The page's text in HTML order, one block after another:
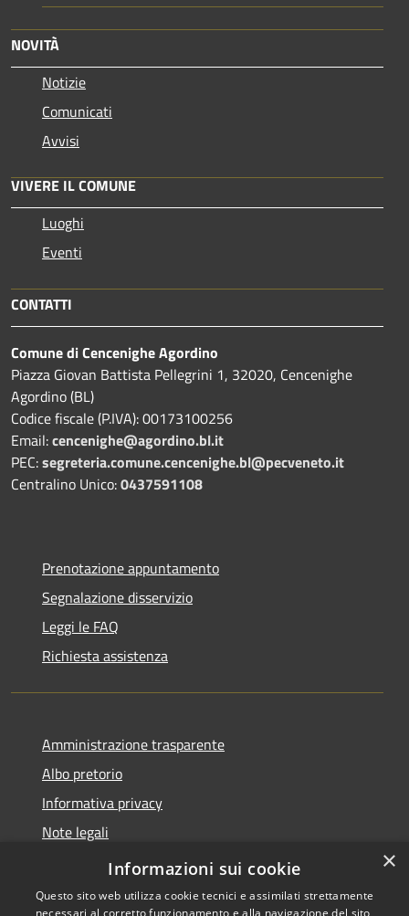
NOVITÀ
Notizie
Comunicati
Avvisi
VIVERE IL COMUNE
Luoghi
Eventi
CONTATTI
Comune di Cencenighe Agordino
Piazza Giovan Battista Pellegrini 1, 32020, Cencenighe
Agordino (BL)
Codice fiscale (P.IVA): 00173100256
Email:cencenighe@agordino.bl.it
PEC:segreteria.comune.cencenighe.bl@pecveneto.it
Centralino Unico:0437591108
Prenotazione appuntamento
Segnalazione disservizio
Leggi le FAQ
Richiesta assistenza
Amministrazione trasparente
Albo pretorio
Informativa privacy
Note legali
Dichiarazione di accessibilità
×
Informazioni sui cookie
Questo sito web utilizza cookie tecnici e assimilati strettamente
necessari al corretto funzionamento e alla navigazione del sito,